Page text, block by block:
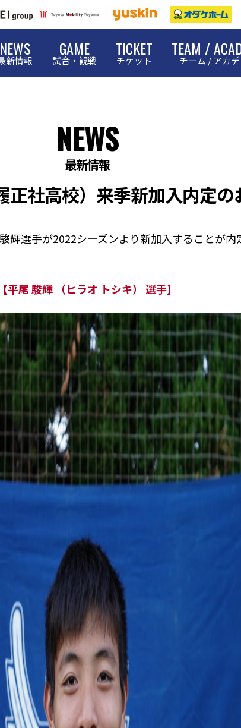
NEWS
新情報
GAME
試合・観戦
TICKET
チケット
TEAM /
チーム / アカ
NEWS
最新情報
正社高校）来季新加入内定の
輝選手が2022シーズンより新加入することが
【平尾 駿輝 （ヒラオ トシキ） 選手】